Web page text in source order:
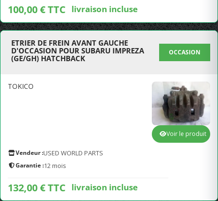
100,00 € TTC livraison incluse
ETRIER DE FREIN AVANT GAUCHE
D'OCCASION POUR SUBARU IMPREZA
(GE/GH) HATCHBACK
OCCASION
TOKICO
Vendeur :USED WORLD PARTS
Garantie :12 mois
132,00 € TTC livraison incluse
Voir le produit